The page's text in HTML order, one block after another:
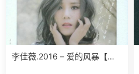
李佳薇.2016 – 爱的风暴【华